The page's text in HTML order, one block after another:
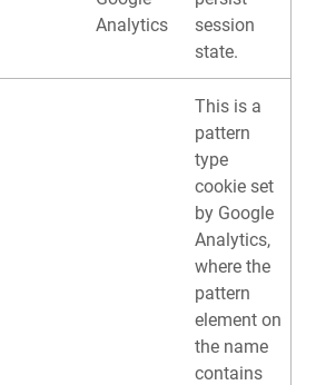
Analytics
session
state.
This is a
pattern
type
cookie set
by Google
Analytics,
where the
pattern
element on
the name
contains